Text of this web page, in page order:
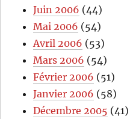
Juin 2006 (44)
Mai 2006 (54)
Avril 2006 (53)
Mars 2006 (54)
Février 2006 (51)
Janvier 2006 (58)
Décembre 2005 (41)